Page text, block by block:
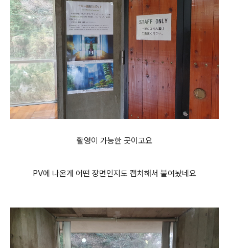
촬영이 가능한 곳이고요
PV에 나온게 어떤 장면인지도 캡처해서 붙여놨네요